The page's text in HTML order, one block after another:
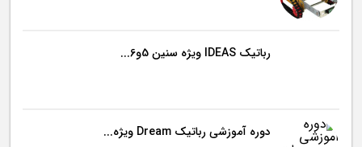
رباتیک IDEAS ویژه سنین 5و6...
دوره آموزشی رباتیک Dream ویژه...